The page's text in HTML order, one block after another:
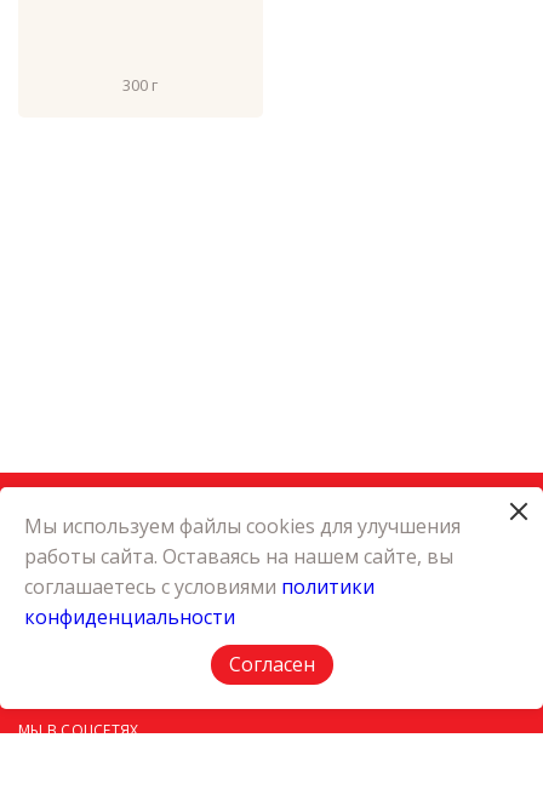
300 г
КАТАЛОГ
КАРЬЕРА
О КОМПАНИИ
ПОЛИТИКА КОНФИДЕНЦИАЛЬНОСТИ
МЫ В СОЦСЕТЯХ
Мы используем файлы cookies для улучшения
работы сайта. Оставаясь на нашем сайте, вы
соглашаетесь с условиями политики
конфиденциальности
Согласен